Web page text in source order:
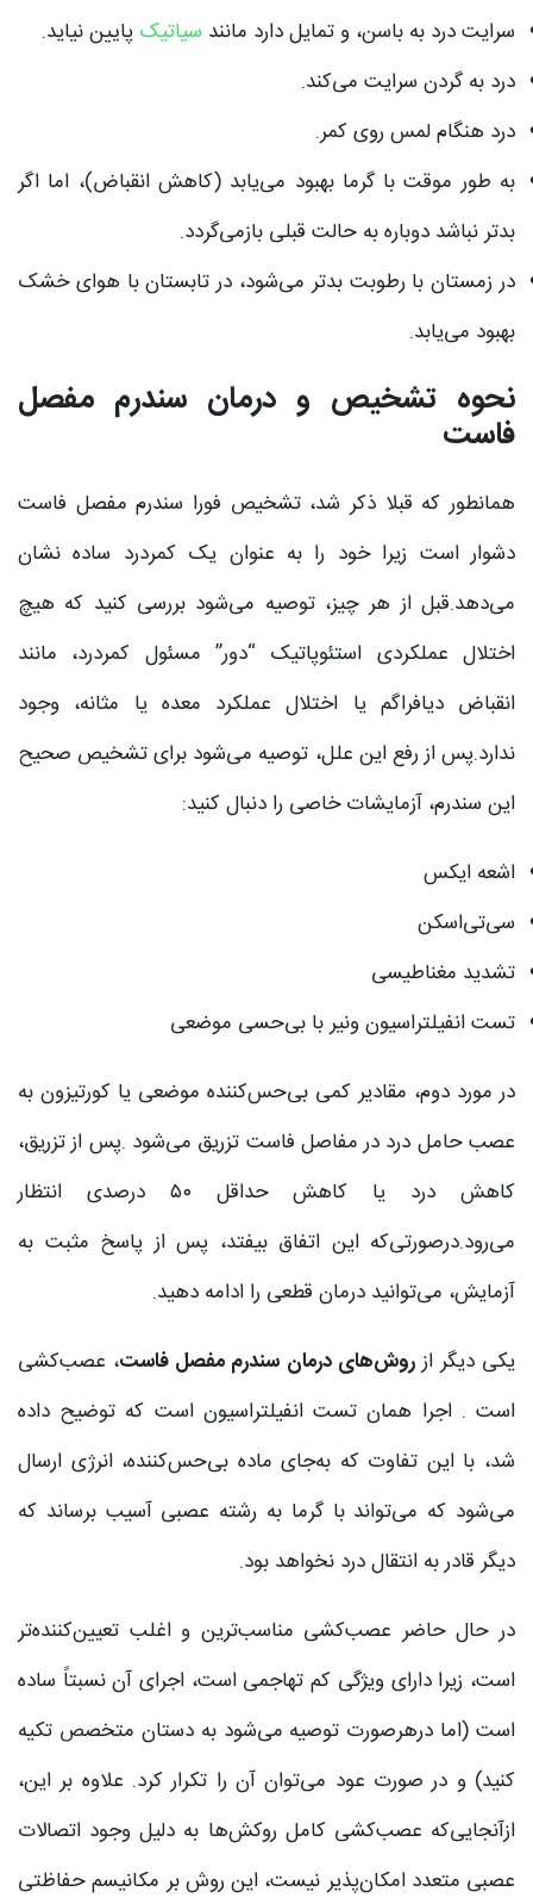
سرایت درد به باسن، و تمایل دارد مانند سیاتیک پایین نیاید.
درد به گردن سرایت می‌کند.
درد هنگام لمس روی کمر.
به طور موقت با گرما بهبود می‌یابد (کاهش انقباض)، اما اگر
بدتر نباشد دوباره به حالت قبلی بازمی‌گردد.
در زمستان با رطوبت بدتر می‌شود، در تابستان با هوای خشک
بهبود می‌یابد.
نحوه تشخیص و درمان سندرم مفصل
فاست
همانطور که قبلا ذکر شد، تشخیص فورا سندرم مفصل فاست
دشوار است زیرا خود را به عنوان یک کمردرد ساده نشان
می‌دهد.قبل از هر چیز، توصیه می‌شود بررسی کنید که هیچ
اختلال عملکردی استئوپاتیک “دور” مسئول کمردرد، مانند
انقباض دیافراگم یا اختلال عملکرد معده یا مثانه، وجود
ندارد.پس از رفع این علل، توصیه می‌شود برای تشخیص صحیح
این سندرم، آزمایشات خاصی را دنبال کنید:
اشعه ایکس
سی‌تی‌اسکن
تشدید مغناطیسی
تست انفیلتراسیون ونیر با بی‌حسی موضعی
در مورد دوم، مقادیر کمی بی‌حس‌کننده موضعی یا کورتیزون به
عصب حامل درد در مفاصل فاست تزریق می‌شود .پس از تزریق،
کاهش درد یا کاهش حداقل ۵۰ درصدی انتظار
می‌رود.درصورتی‌که این اتفاق بیفتد، پس از پاسخ مثبت به
آزمایش، می‌توانید درمان قطعی را ادامه دهید.
یکی دیگر ازروش‌های درمان سندرم مفصل فاست، عصب‌کشی
است . اجرا همان تست انفیلتراسیون است که توضیح داده
شد، با این تفاوت که به‌جای ماده بی‌حس‌کننده، انرژی ارسال
می‌شود که می‌تواند با گرما به رشته عصبی آسیب برساند که
دیگر قادر به انتقال درد نخواهد بود.
در حال حاضر عصب‌کشی مناسب‌ترین و اغلب تعیین‌کننده‌تر
است، زیرا دارای ویژگی کم تهاجمی است، اجرای آن نسبتاً ساده
است (اما درهرصورت توصیه می‌شود به دستان متخصص تکیه
کنید) و در صورت عود می‌توان آن را تکرار کرد. علاوه بر این،
ازآنجایی‌که عصب‌کشی کامل روکش‌ها به دلیل وجود اتصالات
عصبی متعدد امکان‌پذیر نیست، این روش بر مکانیسم حفاظتی